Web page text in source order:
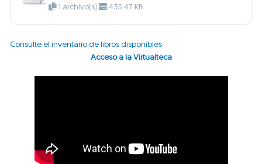
1 archivo(s) 435.47 KB
Consulte el inventario de libros disponibles
Acceso a la Virtualteca